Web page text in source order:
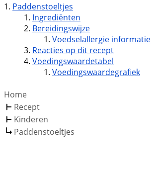
Paddenstoeltjes
Ingrediënten
Bereidingswijze
Voedselallergie informatie
Reacties op dit recept
Voedingswaardetabel
Voedingswaardegrafiek
Home
Recept
Kinderen
Paddenstoeltjes